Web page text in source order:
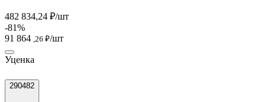
482 834,24 ₽/шт
-81%
91 864 ,26 ₽/шт
Уценка
290482